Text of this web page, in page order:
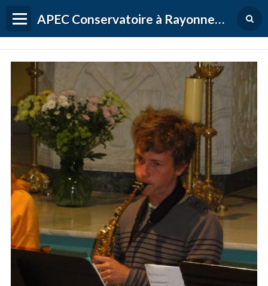
APEC Conservatoire à Rayonnement Régional de Versailles Grand Parc